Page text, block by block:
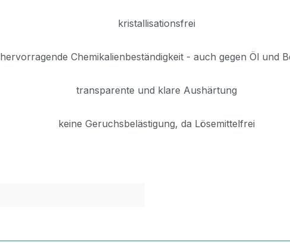
kristallisationsfrei
hervorragende Chemikalienbeständigkeit - auch gegen Öl und
transparente und klare Aushärtung
keine Geruchsbelästigung, da Lösemittelfrei